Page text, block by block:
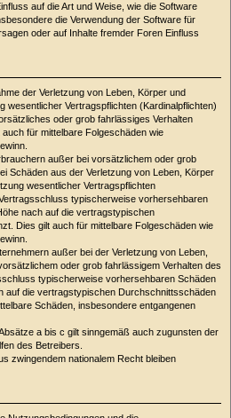
auf die Art und Weise, wie die Software
die Verwendung der Software für
oder auf Inhalte fremder Foren Einfluss
der Verletzung von Leben, Körper und
wesentlicher Vertragspflichten (Kardinalpflichten)
oder grob fahrlässiges Verhalten
für mittelbare Folgeschäden wie
außer bei vorsätzlichem oder grob
Schäden aus der Verletzung von Leben, Körper
wesentlicher Vertragspflichten
typischerweise vorhersehbaren
nach auf die vertragstypischen
Dies gilt auch für mittelbare Folgeschäden wie
außer bei der Verletzung von Leben,
oder grob fahrlässigem Verhalten des
typischerweise vorhersehbaren Schäden
auf die vertragstypischen Durchschnittsschäden
Schäden, insbesondere entgangenen
a bis c gilt sinngemäß auch zugunsten der
des Betreibers.
zwingendem nationalem Recht bleiben